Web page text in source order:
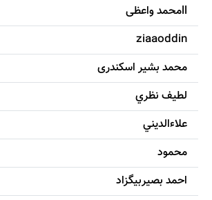
llمحمد واعظی
ziaaoddin
محمد بشیر اسکندری
لطيف نظري
علاءالديني
محمود
احمد بصيربيگزاد